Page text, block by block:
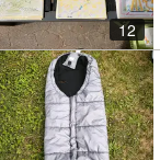
12